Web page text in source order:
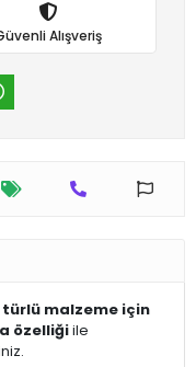
Alışveriş
türlü malzeme için
özelliğiile